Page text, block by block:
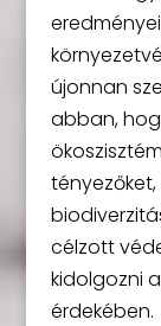
újonnan
abban,
célzott
kidolgozni
érdekében.